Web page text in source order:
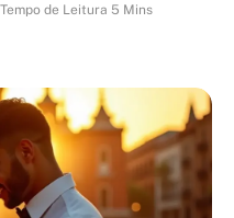
Tempo de Leitura 5 Mins